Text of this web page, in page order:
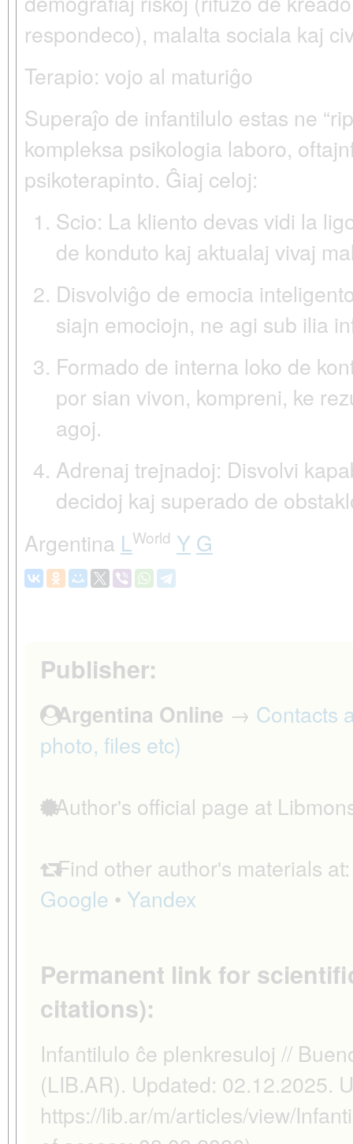
respondeco), malalta sociala kaj
Terapio: vojo al maturiĝo
Superaĵo de infantilulo estas ne
kompleksa psikologia laboro,
psikoterapinto. Ĝiaj celoj:
Scio: La kliento devas vidi la
de konduto kaj aktualaj vivaj
Disvolviĝo de emocia
siajn emociojn, ne agi sub ilia
Formado de interna loko de
por sian vivon, kompreni, ke
agoj.
Adrenaj trejnadoj: Disvolvi
decidoj kaj superado de
Argentina LWorld Y G
Publisher:
Argentina Online → Contacts
photo, files etc)
Author's official page at
Find other author's materials
Google • Yandex
Permanent link for
citations):
Infantilulo ĉe plenkresuloj //
(LIB.AR). Updated: 02.12.2025.
https://lib.ar/m/articles/view/